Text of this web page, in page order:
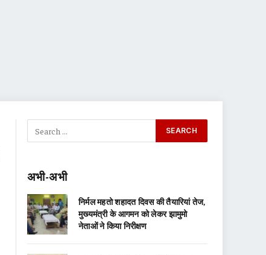
अभी-अभी
निर्मल महतो शहादत दिवस की तैयारियां तेज,
मुख्यमंत्री के आगमन को लेकर झामुमो
नेताओं ने किया निरीक्षण